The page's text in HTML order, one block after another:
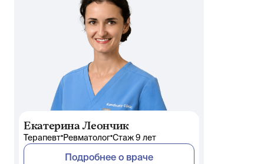
Екатерина Леончик
Терапевт• Ревматолог•Стаж 9 лет
Подробнее о враче